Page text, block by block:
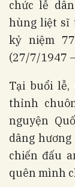
chức lễ
hùng liệt sĩ
kỷ niệm
(27/7/1947
Tại buổi
thỉnh
nguyện
dâng
chiến đấu
quên mình